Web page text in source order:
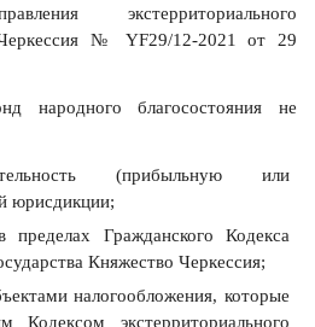
экстерриториального
Черкессия № YF29/12-2021 от 29
народного благосостояния не
(прибыльную или
юрисдикции;
пределах Гражданского Кодекса
Княжество Черкессия;
налогообложения, которые
Кодексом экстерриториального